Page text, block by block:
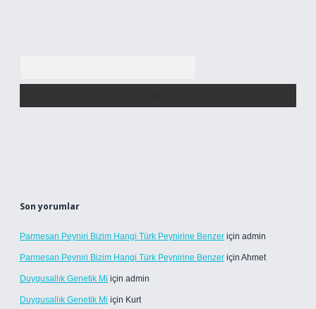
Son yorumlar
Parmesan Peyniri Bizim Hangi Türk Peynirine Benzer için admin
Parmesan Peyniri Bizim Hangi Türk Peynirine Benzer için Ahmet
Duygusallık Genetik Mi için admin
Duygusallık Genetik Mi için Kurt